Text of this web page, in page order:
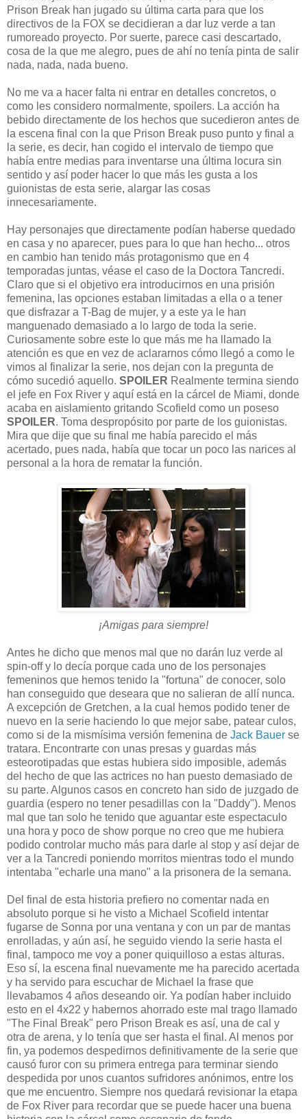
Prison Break han jugado su última carta para que los
directivos de la FOX se decidieran a dar luz verde a tan
rumoreado proyecto. Por suerte, parece casi descartado,
cosa de la que me alegro, pues de ahí no tenía pinta de salir
nada, nada, nada bueno.
No me va a hacer falta ni entrar en detalles concretos, o
como les considero normalmente, spoilers. La acción ha
bebido directamente de los hechos que sucedieron antes de
la escena final con la que Prison Break puso punto y final a
la serie, es decir, han cogido el intervalo de tiempo que
había entre medias para inventarse una última locura sin
sentido y así poder hacer lo que más les gusta a los
guionistas de esta serie, alargar las cosas
innecesariamente.
Hay personajes que directamente podían haberse quedado
en casa y no aparecer, pues para lo que han hecho... otros
en cambio han tenido más protagonismo que en 4
temporadas juntas, véase el caso de la Doctora Tancredi.
Claro que si el objetivo era introducirnos en una prisión
femenina, las opciones estaban limitadas a ella o a tener
que disfrazar a T-Bag de mujer, y a este ya le han
manguenado demasiado a lo largo de toda la serie.
Curiosamente sobre este lo que más me ha llamado la
atención es que en vez de aclararnos cómo llegó a como le
vimos al finalizar la serie, nos dejan con la pregunta de
cómo sucedió aquello. SPOILER Realmente termina siendo
el jefe en Fox River y aquí está en la cárcel de Miami, donde
acaba en aislamiento gritando Scofield como un poseso
SPOILER. Toma despropósito por parte de los guionistas.
Mira que dije que su final me había parecido el más
acertado, pues nada, había que tocar un poco las narices al
personal a la hora de rematar la función.
¡Amigas para siempre!
Antes he dicho que menos mal que no darán luz verde al
spin-off y lo decía porque cada uno de los personajes
femeninos que hemos tenido la "fortuna" de conocer, solo
han conseguido que deseara que no salieran de allí nunca.
A excepción de Gretchen, a la cual hemos podido tener de
nuevo en la serie haciendo lo que mejor sabe, patear culos,
como si de la mismísima versión femenina de Jack Bauer se
tratara. Encontrarte con unas presas y guardas más
esteorotipadas que estas hubiera sido imposible, además
del hecho de que las actrices no han puesto demasiado de
su parte. Algunos casos en concreto han sido de juzgado de
guardia (espero no tener pesadillas con la "Daddy"). Menos
mal que tan solo he tenido que aguantar este espectaculo
una hora y poco de show porque no creo que me hubiera
podido controlar mucho más para darle al stop y así dejar de
ver a la Tancredi poniendo morritos mientras todo el mundo
intentaba "echarle una mano" a la prisonera de la semana.
Del final de esta historia prefiero no comentar nada en
absoluto porque si he visto a Michael Scofield intentar
fugarse de Sonna por una ventana y con un par de mantas
enrolladas, y aún así, he seguido viendo la serie hasta el
final, tampoco me voy a poner quiquilloso a estas alturas.
Eso sí, la escena final nuevamente me ha parecido acertada
y ha servido para escuchar de Michael la frase que
llevabamos 4 años deseando oir. Ya podían haber incluido
esto en el 4x22 y habernos ahorrado este mal trago llamado
"The Final Break" pero Prison Break es así, una de cal y
otra de arena, y lo tenía que ser hasta el final. Al menos por
fin, ya podemos despedirnos definitivamente de la serie que
causó furor con su primera entrega para terminar siendo
despedida por unos cuantos sufridores anónimos, entre los
que me encuentro. Siempre nos quedará revisionar la etapa
de Fox River para recordar que se puede hacer una buena